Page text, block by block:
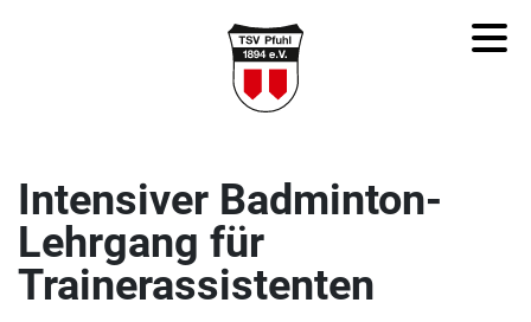
Intensiver Badminton-
Lehrgang für
Trainerassistenten